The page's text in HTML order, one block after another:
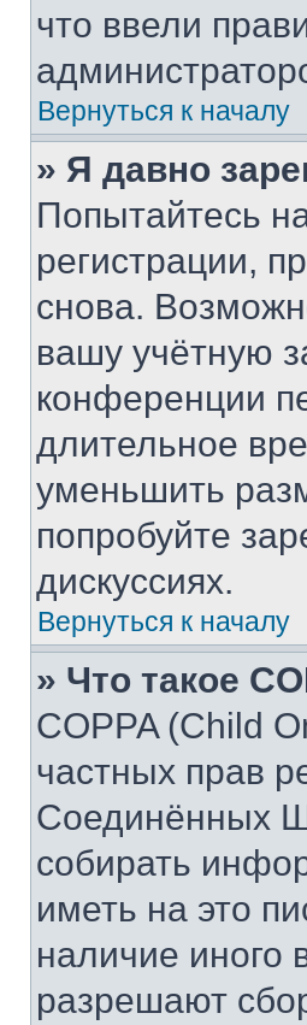
что ввели
Вернуться к началу
» Я давно
Попытайтесь
регистрации,
снова.
вашу учётную
конференции
длительное
уменьшить
попробуйте
дискуссиях.
Вернуться к началу
» Что такое
COPPA (Child
частных прав
Соединённых
собирать
иметь на это
наличие иного
разрешают